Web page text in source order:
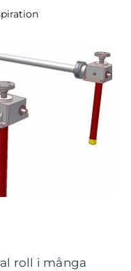
roll i många